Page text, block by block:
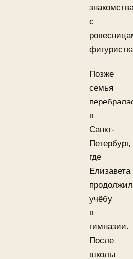
знакомства
с
Позже
семья
в
Санкт-
Петербург,
где
Елизавета
учёбу
в
гимназии.
После
школы